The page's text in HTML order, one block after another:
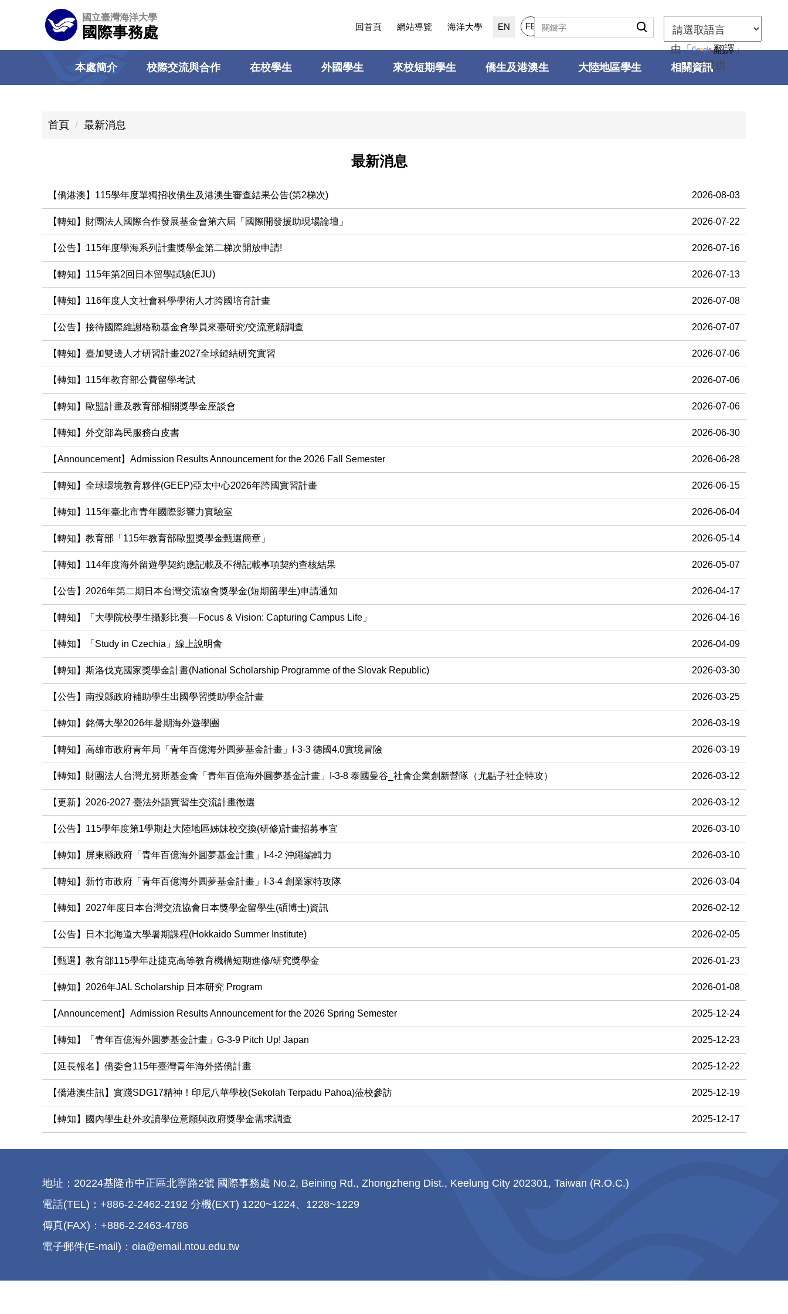
國立臺灣海洋大學
國際事務處
由「 翻譯」
技術提供
本處簡介 校際交流與合作 在校學生 外國學生 來校短期學生 僑生及港澳生 大陸地區學生 相關資訊
回首頁 網站導覽 海洋大學 EN FB
首頁 最新消息
最新消息
【僑港澳】115學年度單獨招收僑生及港澳生審查結果公告(第2梯次) 2026-08-03
【轉知】財團法人國際合作發展基金會第六屆「國際開發援助現場論壇」 2026-07-22
【公告】115年度學海系列計畫獎學金第二梯次開放申請! 2026-07-16
【轉知】115年第2回日本留學試驗(EJU) 2026-07-13
【轉知】116年度人文社會科學學術人才跨國培育計畫 2026-07-08
【公告】接待國際維謝格勒基金會學員來臺研究/交流意願調查 2026-07-07
【轉知】臺加雙邊人才研習計畫2027全球鏈結研究實習 2026-07-06
【轉知】115年教育部公費留學考試 2026-07-06
【轉知】歐盟計畫及教育部相關獎學金座談會 2026-07-06
【轉知】外交部為民服務白皮書 2026-06-30
【Announcement】Admission Results Announcement for the 2026 Fall Semester 2026-06-28
【轉知】全球環境教育夥伴(GEEP)亞太中心2026年跨國實習計畫 2026-06-15
【轉知】115年臺北市青年國際影響力實驗室 2026-06-04
【轉知】教育部「115年教育部歐盟獎學金甄選簡章」 2026-05-14
【轉知】114年度海外留遊學契約應記載及不得記載事項契約查核結果 2026-05-07
【公告】2026年第二期日本台灣交流協會獎學金(短期留學生)申請通知 2026-04-17
【轉知】「大學院校學生攝影比賽—Focus & Vision: Capturing Campus Life」 2026-04-16
【轉知】「Study in Czechia」線上說明會 2026-04-09
【轉知】斯洛伐克國家獎學金計畫(National Scholarship Programme of the Slovak Republic) 2026-03-30
【公告】南投縣政府補助學生出國學習獎助學金計畫 2026-03-25
【轉知】銘傳大學2026年暑期海外遊學團 2026-03-19
【轉知】高雄市政府青年局「青年百億海外圓夢基金計畫」I-3-3 德國4.0實境冒險 2026-03-19
【轉知】財團法人台灣尤努斯基金會「青年百億海外圓夢基金計畫」I-3-8 泰國曼谷_社會企業創新營隊（尤點子社企特攻） 2026-03-12
【更新】2026-2027 臺法外語實習⽣交流計畫徵選 2026-03-12
【公告】115學年度第1學期赴大陸地區姊妹校交換(研修)計畫招募事宜 2026-03-10
【轉知】屏東縣政府「青年百億海外圓夢基金計畫」I-4-2 沖繩編輯力 2026-03-10
【轉知】新竹市政府「青年百億海外圓夢基金計畫」I-3-4 創業家特攻隊 2026-03-04
【轉知】2027年度日本台灣交流協會日本獎學金留學生(碩博士)資訊 2026-02-12
【公告】日本北海道大學暑期課程(Hokkaido Summer Institute) 2026-02-05
【甄選】教育部115學年赴捷克高等教育機構短期進修/研究獎學金 2026-01-23
【轉知】2026年JAL Scholarship 日本研究 Program 2026-01-08
【Announcement】Admission Results Announcement for the 2026 Spring Semester 2025-12-24
【轉知】「青年百億海外圓夢基金計畫」G-3-9 Pitch Up! Japan 2025-12-23
【延長報名】僑委會115年臺灣青年海外搭僑計畫 2025-12-22
【僑港澳生訊】實踐SDG17精神！印尼八華學校(Sekolah Terpadu Pahoa)蒞校參訪 2025-12-19
【轉知】國內學生赴外攻讀學位意願與政府獎學金需求調查 2025-12-17
地址：20224基隆市中正區北寧路2號 國際事務處 No.2, Beining Rd., Zhongzheng Dist., Keelung City 202301, Taiwan (R.O.C.)
電話(TEL)：+886-2-2462-2192 分機(EXT) 1220~1224、1228~1229
傳真(FAX)：+886-2-2463-4786
電子郵件(E-mail)：oia@email.ntou.edu.tw